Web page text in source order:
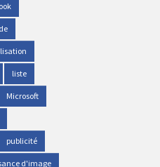
liste
Microsoft
publicité
d'image